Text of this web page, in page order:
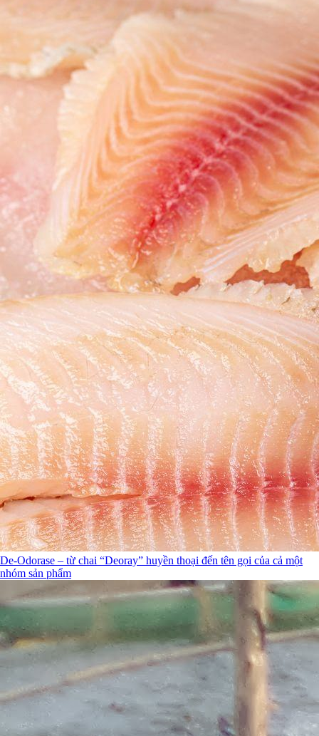
De-Odorase – từ chai “Deoray” huyền thoại đến tên gọi của cả một
nhóm sản phẩm